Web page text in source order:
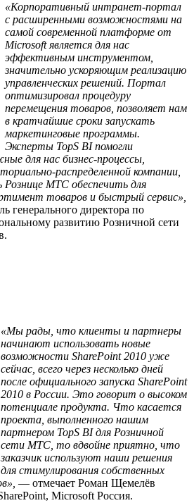
«Корпоративный интранет-портал
с расширенными возможностями на
самой современной платформе от
Microsoftявляется для нас
эффективным инструментом,
значительно ускоряющим реализацию
управленческих решений. Портал
оптимизировал процедуру
перемещения товаров, позволяет нам
в кратчайшие сроки запускать
маркетинговые программы.
Эксперты TopS BI помогли
для нас бизнес-процессы,
распределенной компании,
МТС обеспечить для
товаров и быстрый сервис»,
генерального директора по
развитию Розничной сети
«Мы рады, что клиенты и партнеры
начинают использовать новые
возможности SharePoint 2010 уже
сейчас, всего через несколько дней
после официального запуска SharePoint
2010 в России. Это говорит о высоком
потенциале продукта. Что касается
проекта, выполненного нашим
партнером TopS BI для Розничной
сети МТС, то вдвойне приятно, что
заказчик используют наши решения
для стимулирования собственных
— отмечает Роман Щемелёв
Microsoft Россия.